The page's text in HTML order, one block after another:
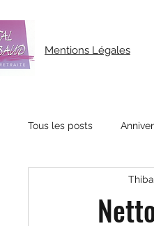
Mentions Légales
Tous les posts